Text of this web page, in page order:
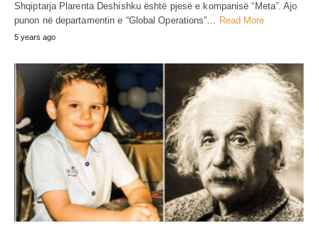
Shqiptarja Plarenta Deshishku është pjesë e kompanisë “Meta”. Ajo
punon në departamentin e “Global Operations”… Read More
5 years ago